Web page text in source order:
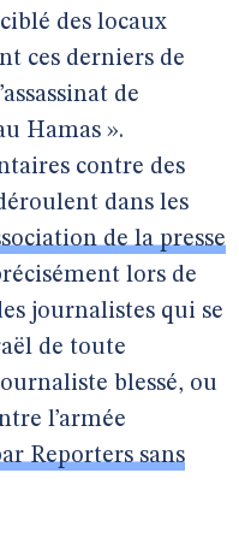
des locaux
ces derniers de
de
Hamas ».
contre des
dans les
de la presse
lors de
journalistes qui se
de toute
blessé, ou
l’armée
Reporters sans